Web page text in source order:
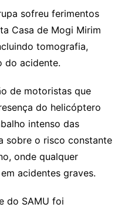
sofreu ferimentos
Casa de Mogi Mirim
tomografia,
do acidente.
de motoristas que
do helicóptero
intenso das
sobre o risco constante
onde qualquer
acidentes graves.
do SAMU foi